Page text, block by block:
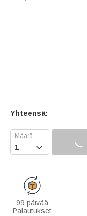
Yhteensä:

99 päivää
Palautukset